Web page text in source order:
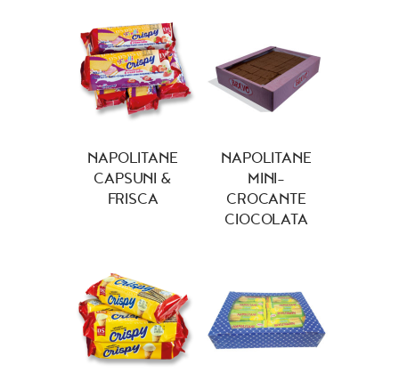
NAPOLITANE
CAPSUNI &
FRISCA
NAPOLITANE
MINI-
CROCANTE
CIOCOLATA